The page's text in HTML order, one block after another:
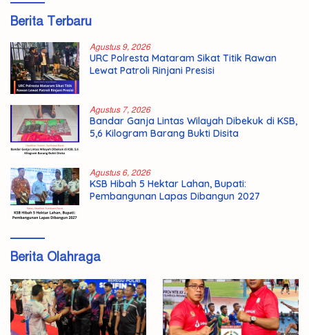
Berita Terbaru
Agustus 9, 2026
URC Polresta Mataram Sikat Titik Rawan
Lewat Patroli Rinjani Presisi
Agustus 7, 2026
Bandar Ganja Lintas Wilayah Dibekuk di KSB,
5,6 Kilogram Barang Bukti Disita
Agustus 6, 2026
KSB Hibah 5 Hektar Lahan, Bupati:
Pembangunan Lapas Dibangun 2027
Berita Olahraga